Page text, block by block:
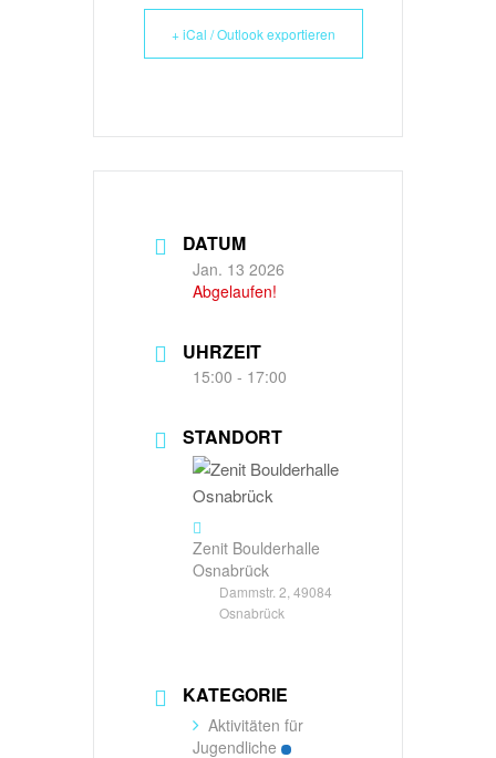
+ iCal / Outlook exportieren
DATUM
Jan. 13 2026
Abgelaufen!
UHRZEIT
15:00 - 17:00
STANDORT
Zenit Boulderhalle
Osnabrück
Dammstr. 2, 49084
Osnabrück
KATEGORIE
Aktivitäten für
Jugendliche